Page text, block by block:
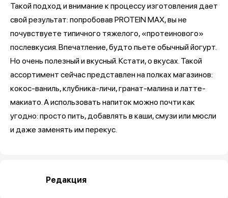
Такой подход и внимание к процессу изготовления дает
свой результат: попробовав PROTEIN MAX, вы не
почувствуете типичного тяжелого, «протеинового»
послевкусия. Впечатление, будто пьете обычный йогурт.
Но очень полезный и вкусный. Кстати, о вкусах. Такой
ассортимент сейчас представлен на полках магазинов:
кокос-ваниль, клубника-личи, гранат-малина и латте-
макиато. А использовать напиток можно почти как
угодно: просто пить, добавлять в каши, смузи или мюсли
и даже заменять им перекус.
Редакция